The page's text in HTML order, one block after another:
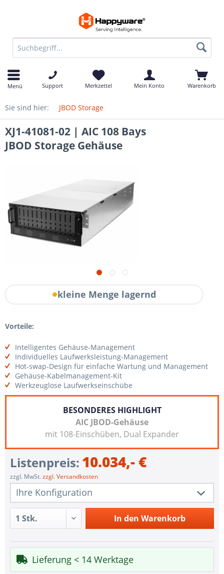
Menü Support Merkzettel Mein Konto Warenkorb
Sie sind hier: JBOD Storage
XJ1-41081-02 | AIC 108 Bays
JBOD Storage Gehäuse
kleine Menge lagernd
Vorteile:
Intelligentes Gehäuse-Management
Individuelles Laufwerksleistung-Management
Hot-swap-Design für einfache Wartung und Management
Gehäuse-Kabelmanagement-Kit
Werkzeuglose Laufwerkseinschübe
BESONDERES HIGHLIGHT
AIC JBOD-Gehäuse
mit 108-Einschüben, Dual Expander
Listenpreis: 10.034,- €
zzgl. MwSt.zzgl. Versandkosten
Ihre Konfiguration
1 Stk.
XJ1-41081-02
1 Stk.
Redundant Power Supplies
1 Stk.
IPMI Dual BMC
1 Stk.
ohne USV
In den Warenkorb
Lieferung < 14 Werktage